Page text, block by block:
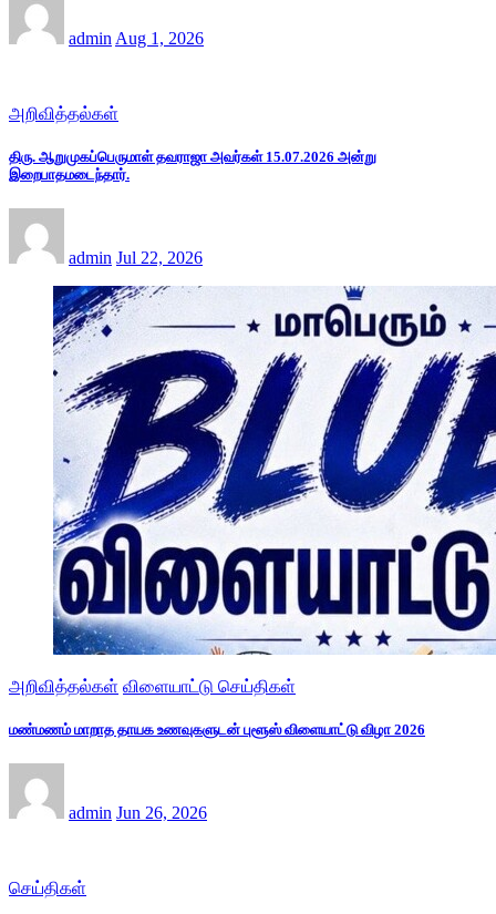
admin Aug 1, 2026
அறிவித்தல்கள்
திரு. ஆறுமுகப்பெருமாள் தவராஜா அவர்கள் 15.07.2026 அன்று
இறைபாதமடைந்தார்.
admin Jul 22, 2026
அறிவித்தல்கள் விளையாட்டு செய்திகள்
மண்மணம் மாறாத தாயக உணவுகளுடன் புளூஸ் விளையாட்டு விழா 2026
admin Jun 26, 2026
செய்திகள்